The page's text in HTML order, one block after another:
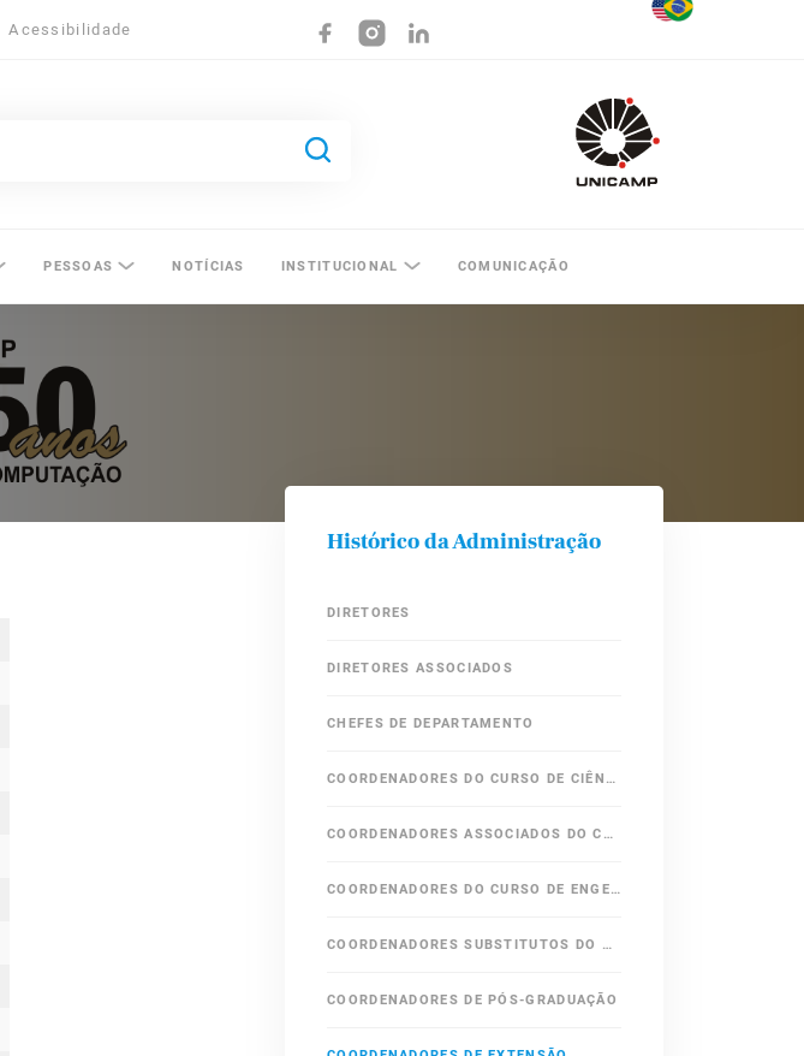
Acessibilidade
PESSOAS NOTÍCIAS INSTITUCIONAL COMUNICAÇÃO
Histórico da Administração
DIRETORES
DIRETORES ASSOCIADOS
CHEFES DE DEPARTAMENTO
COORDENADORES DO CURSO DE CIÊNCIA DA COMPUTAÇÃO
COORDENADORES ASSOCIADOS DO CURSO DE CIÊNCIA DA COMPUTAÇÃO
COORDENADORES DO CURSO DE ENGENHARIA DE COMPUTAÇÃO
COORDENADORES SUBSTITUTOS DO CURSO DE ENGENHARIA DE COMPUTAÇÃO
COORDENADORES DE PÓS-GRADUAÇÃO